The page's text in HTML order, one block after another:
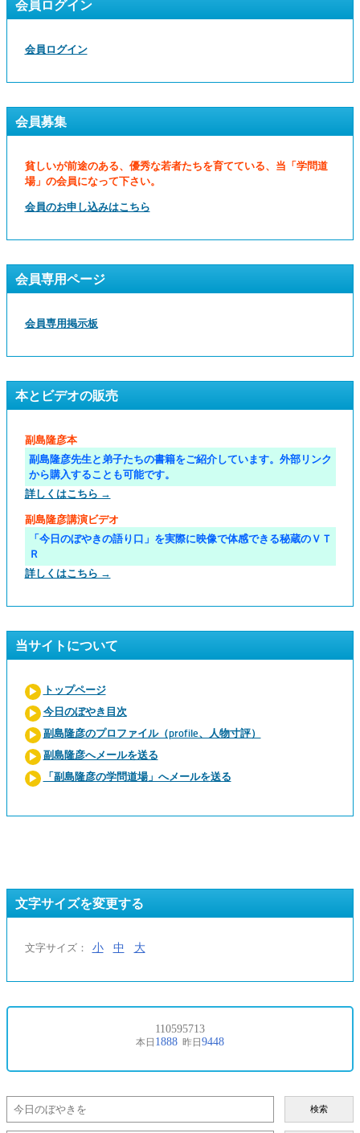
会員ログイン
会員ログイン
会員募集
貧しいが前途のある、優秀な若者たちを育てている、当「学問道
場」の会員になって下さい。
会員のお申し込みはこちら
会員専用ページ
会員専用掲示板
本とビデオの販売
副島隆彦本
副島隆彦先生と弟子たちの書籍をご紹介しています。外部リンク
から購入することも可能です。
詳しくはこちら →
副島隆彦講演ビデオ
「今日のぼやきの語り口」を実際に映像で体感できる秘蔵のＶＴ
Ｒ
詳しくはこちら →
当サイトについて
トップページ
今日のぼやき目次
副島隆彦のプロファイル（profile、人物寸評）
副島隆彦へメールを送る
「副島隆彦の学問道場」へメールを送る
文字サイズを変更する
文字サイズ： 小 中 大
検索